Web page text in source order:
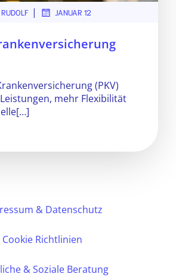
| JANUAR 12
(PKV)
mehr Flexibilität
& Datenschutz
Cookie Richtlinien
& Soziale Beratung